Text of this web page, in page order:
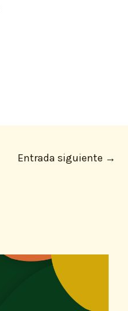
Entrada siguiente →